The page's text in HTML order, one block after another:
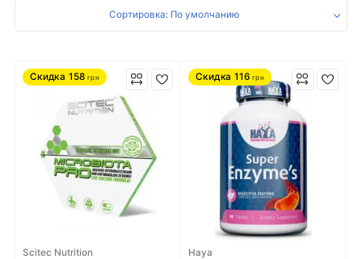
Сортировка: По умолчанию
Скидка 158 грн
Scitec Nutrition
Скидка 116 грн
Haya